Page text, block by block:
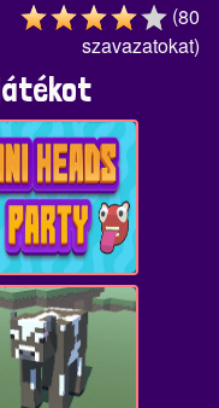
(80
szavazatokat)